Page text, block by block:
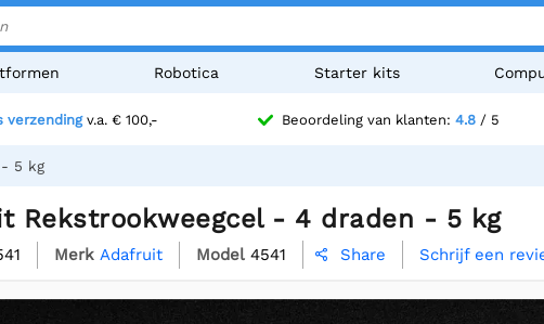
Robotica Starter kits
verzendingv.a. € 100,- Beoordeling van klanten: 4.8 / 5
5 kg
Rekstrookweegcel - 4 draden - 5 kg
Merk Adafruit Model 4541  Share Schrijf een